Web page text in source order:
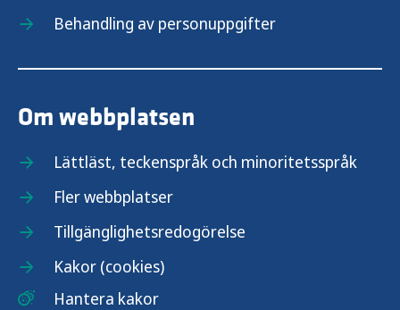
Behandling av personuppgifter
Om webbplatsen
Lättläst, teckenspråk och minoritetsspråk
Fler webbplatser
Tillgänglighetsredogörelse
Kakor (cookies)
Hantera kakor